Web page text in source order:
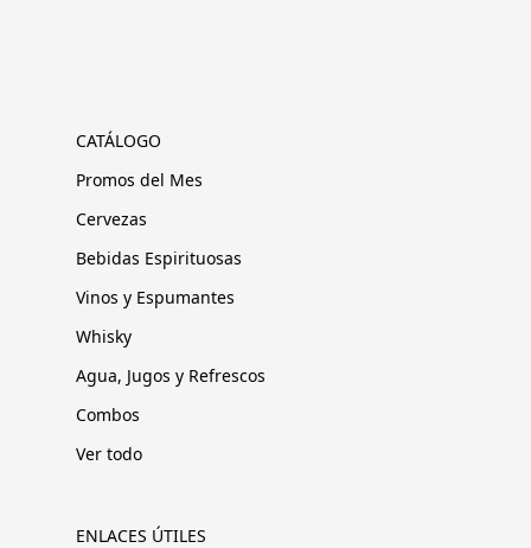
CATÁLOGO
Promos del Mes
Cervezas
Bebidas Espirituosas
Vinos y Espumantes
Whisky
Agua, Jugos y Refrescos
Combos
Ver todo
ENLACES ÚTILES